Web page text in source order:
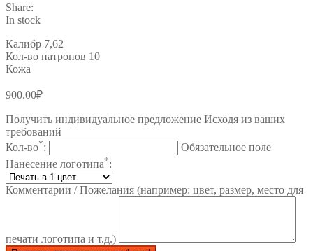
Share:
In stock
Калибр 7,62
Кол-во патронов 10
Кожа
900.00₽
Получить индивидуальное предложение Исходя из ваших
требований
Кол-во*:
Обязательное поле
Нанесение логотипа*:
Комментарии / Пожелания (например: цвет, размер, место для
печати логотипа и т.д.)